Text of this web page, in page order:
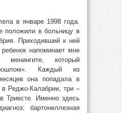
в январе 1998 года.
положили в больницу в
Приходивший к ней
напоминает мне
менингите, который
Каждый из
она попадала в
Реджо-Калабрии, три –
Триесте. Именно здесь
бартонеллезная